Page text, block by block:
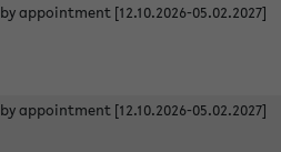
by appointment [12.10.2026-05.02.2027]
by appointment [12.10.2026-05.02.2027]